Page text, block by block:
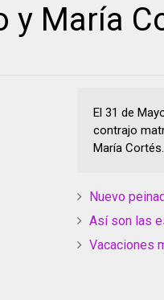
y María
El 31 de
contrajo
María
Nuevo
Así son las
Vacaciones